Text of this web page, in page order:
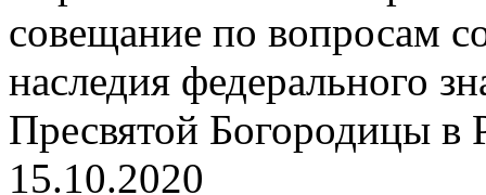
совещание по вопросам
наследия федерального
Пресвятой Богородицы в
15.10.2020